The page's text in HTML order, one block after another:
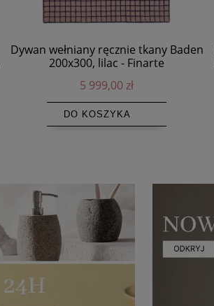
Dywan wełniany ręcznie tkany Baden
200x300, lilac - Finarte
5 999,00 zł
DO KOSZYKA